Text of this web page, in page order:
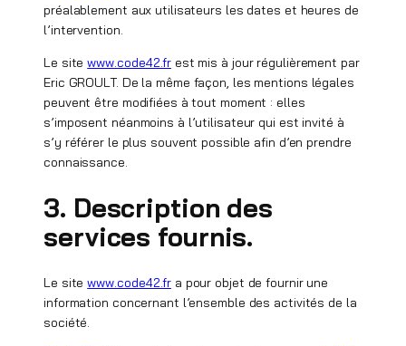
préalablement aux utilisateurs les dates et heures de
l’intervention.
Le sitewww.code42.frest mis à jour régulièrement par
Eric GROULT. De la même façon, les mentions légales
peuvent être modifiées à tout moment : elles
s’imposent néanmoins à l’utilisateur qui est invité à
s’y référer le plus souvent possible afin d’en prendre
connaissance.
3. Description des
services fournis.
Le sitewww.code42.fra pour objet de fournir une
information concernant l’ensemble des activités de la
société.